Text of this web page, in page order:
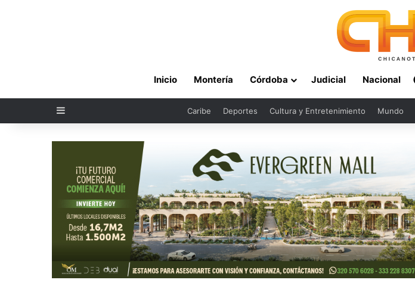
Inicio Montería Córdoba Judicial Nacional
Sidebar Caribe Deportes Cultura y Entretenimiento Mundo